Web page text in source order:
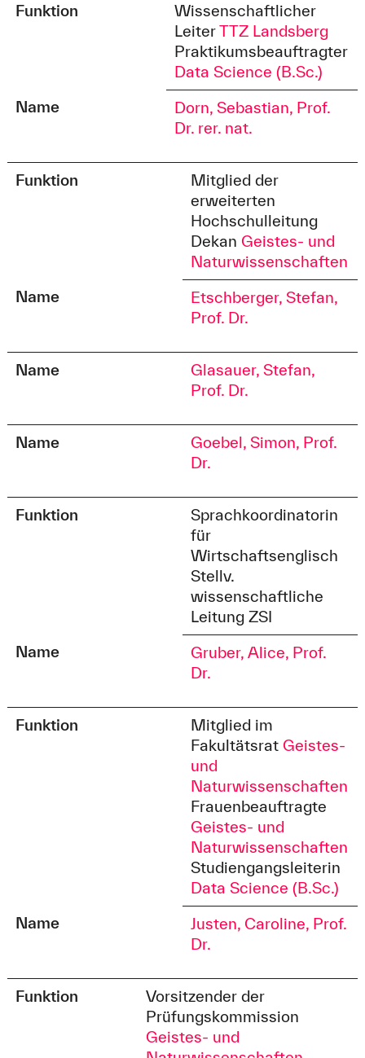
Funktion
Wissenschaftlicher
LeiterTTZ Landsberg
Praktikumsbeauftragter
Data Science (B.Sc.)
Name
Dorn, Sebastian, Prof.
Dr. rer. nat.
Funktion
Mitglied der
erweiterten
Hochschulleitung
Dekan Geistes- und
Naturwissenschaften
Name
Etschberger, Stefan,
Prof. Dr.
Name
Glasauer, Stefan,
Prof. Dr.
Name
Goebel, Simon, Prof.
Dr.
Funktion
Sprachkoordinatorin
für
Wirtschaftsenglisch
Stellv.
wissenschaftliche
Leitung ZSI
Name
Gruber, Alice, Prof.
Dr.
Funktion
Mitglied im
Fakultätsrat Geistes-
und
Naturwissenschaften
Frauenbeauftragte
Geistes- und
Naturwissenschaften
Studiengangsleiterin
Data Science (B.Sc.)
Name
Justen, Caroline, Prof.
Dr.
Funktion
Vorsitzender der
Prüfungskommission
Geistes- und